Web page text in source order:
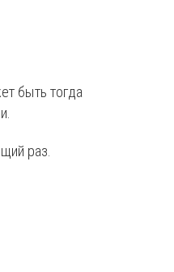
быть тогда
раз.